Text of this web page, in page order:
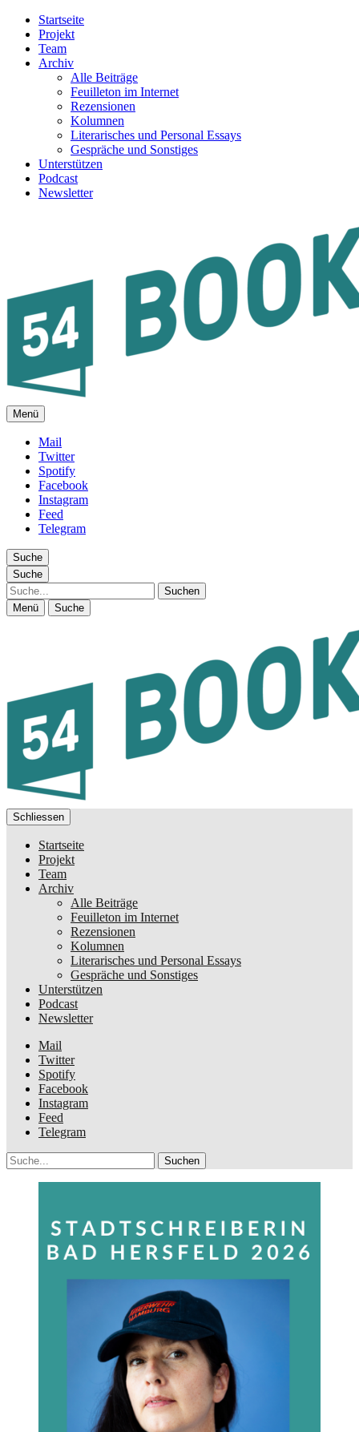
Startseite
Projekt
Team
Archiv
Alle Beiträge
Feuilleton im Internet
Rezensionen
Kolumnen
Literarisches und Personal Essays
Gespräche und Sonstiges
Unterstützen
Podcast
Newsletter
FEUILLETON IM INTERNET
Menü
Mail
Twitter
Spotify
Facebook
Instagram
Feed
Telegram
Suche
Suche
Suche
Menü Suche
Schliessen
Startseite
Projekt
Team
Archiv
Alle Beiträge
Feuilleton im Internet
Rezensionen
Kolumnen
Literarisches und Personal Essays
Gespräche und Sonstiges
Unterstützen
Podcast
Newsletter
Mail
Twitter
Spotify
Facebook
Instagram
Feed
Telegram
Suche